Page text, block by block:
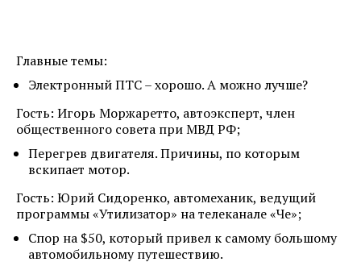
Главные темы:
Электронный ПТС – хорошо. А можно лучше?
Гость: Игорь Моржаретто, автоэксперт, член
общественного совета при МВД РФ;
Перегрев двигателя. Причины, по которым
вскипает мотор.
Гость: Юрий Сидоренко, автомеханик, ведущий
программы «Утилизатор» на телеканале «Че»;
Спор на $50, который привел к самому большому
автомобильному путешествию.